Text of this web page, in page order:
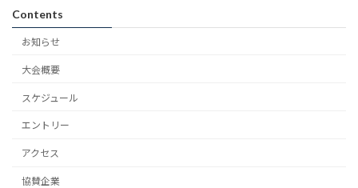
Contents
お知らせ
大会概要
スケジュール
エントリー
アクセス
協賛企業